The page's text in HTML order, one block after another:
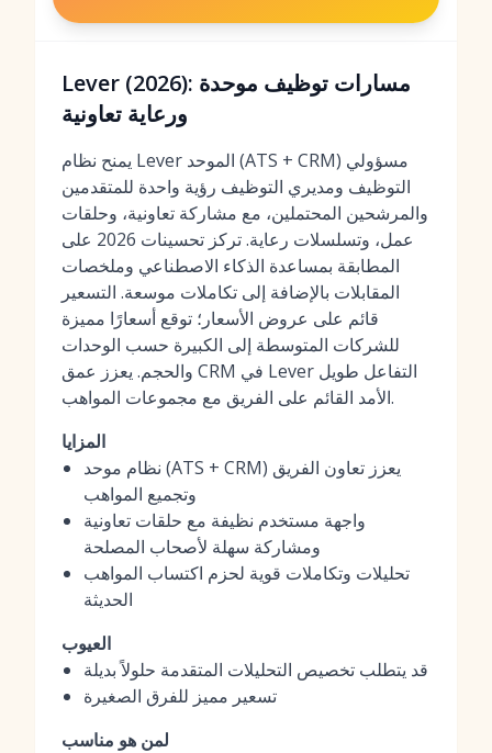
Lever (2026): مسارات توظيف موحدة
ورعاية تعاونية
يمنح نظام Lever الموحد (ATS + CRM) مسؤولي
التوظيف ومديري التوظيف رؤية واحدة للمتقدمين
والمرشحين المحتملين، مع مشاركة تعاونية، وحلقات
عمل، وتسلسلات رعاية. تركز تحسينات 2026 على
المطابقة بمساعدة الذكاء الاصطناعي وملخصات
المقابلات بالإضافة إلى تكاملات موسعة. التسعير
قائم على عروض الأسعار؛ توقع أسعارًا مميزة
للشركات المتوسطة إلى الكبيرة حسب الوحدات
والحجم. يعزز عمق CRM في Lever التفاعل طويل
الأمد القائم على الفريق مع مجموعات المواهب.
المزايا
نظام موحد (ATS + CRM) يعزز تعاون الفريق
وتجميع المواهب
واجهة مستخدم نظيفة مع حلقات تعاونية
ومشاركة سهلة لأصحاب المصلحة
تحليلات وتكاملات قوية لحزم اكتساب المواهب
الحديثة
العيوب
قد يتطلب تخصيص التحليلات المتقدمة حلولاً بديلة
تسعير مميز للفرق الصغيرة
لمن هو مناسب